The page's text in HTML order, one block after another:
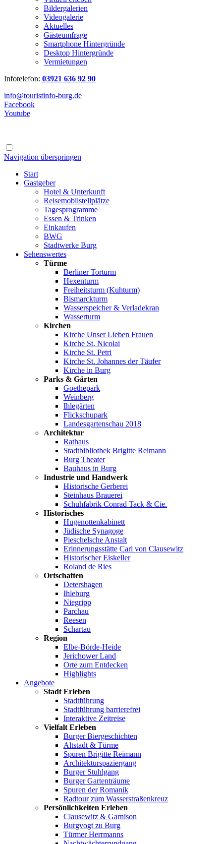
Bildergalerien
Videogalerie
Aktuelles
Gästeumfrage
Smartphone Hintergründe
Desktop Hintergründe
Vermietungen
Infotelefon: 03921 636 92 90
info@touristinfo-burg.de
Facebook
Youtube
Navigation überspringen
Start
Gastgeber
Hotel & Unterkunft
Reisemobilstellplätze
Tagesprogramme
Essen & Trinken
Einkaufen
BWG
Stadtwerke Burg
Sehenswertes
Türme
Berliner Torturm
Hexenturm
Freiheitsturm (Kuhturm)
Bismarckturm
Wasserspeicher & Verladekran
Wasserturm
Kirchen
Kirche Unser Lieben Frauen
Kirche St. Nicolai
Kirche St. Petri
Kirche St. Johannes der Täufer
Kirche in Burg
Parks & Gärten
Goethepark
Weinberg
Ihlegärten
Flickschupark
Landesgartenschau 2018
Architektur
Rathaus
Stadtbibliothek Brigitte Reimann
Burg Theater
Bauhaus in Burg
Industrie und Handwerk
Historische Gerberei
Steinhaus Brauerei
Schuhfabrik Conrad Tack & Cie.
Historisches
Hugenottenkabinett
Jüdische Synagoge
Pieschelsche Anstalt
Erinnerungsstätte Carl von Clausewitz
Historischer Eiskeller
Roland de Ries
Ortschaften
Detershagen
Ihleburg
Niegripp
Parchau
Reesen
Schartau
Region
Elbe-Börde-Heide
Jerichower Land
Orte zum Entdecken
Highlights
Angebote
Stadt Erleben
Stadtführung
Stadtführung barrierefrei
Interaktive Zeitreise
Vielfalt Erleben
Burger Biergeschichten
Altstadt & Türme
Spuren Brigitte Reimann
Architekturspaziergang
Burger Stuhlgang
Burger Gartenträume
Spuren der Romanik
Radtour zum Wasserstraßenkreuz
Persönlichkeiten Erleben
Clausewitz & Garnison
Burgvogt zu Burg
Türmer Herrmanns